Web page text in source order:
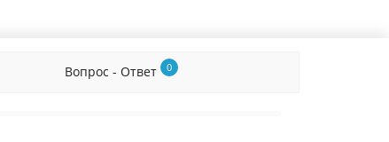
Вопрос - Ответ 0